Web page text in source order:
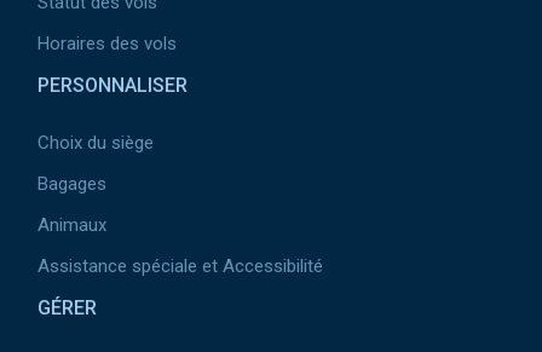
Horaires des vols
PERSONNALISER
Choix du siège
Bagages
Animaux
Assistance spéciale et Accessibilité
GÉRER